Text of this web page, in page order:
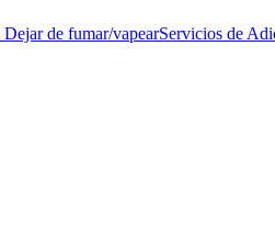
Dejar de fumar/vapearServicios de